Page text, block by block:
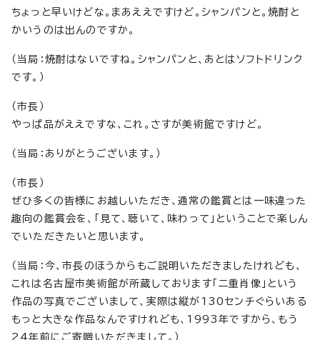
ちょっと早いけどな。まあええですけど。シャンパンと。焼酎と
かいうのは出んのですか。
（当局：焼酎はないですね。シャンパンと、あとはソフトドリンク
です。）
（市長）
やっぱ品がええですな、これ。さすが美術館ですけど。
（当局：ありがとうございます。）
（市長）
ぜひ多くの皆様にお越しいただき、通常の鑑賞とは一味違った
趣向の鑑賞会を、「見て、聴いて、味わって」ということで楽しん
でいただきたいと思います。
（当局：今、市長のほうからもご説明いただきましたけれども、
これは名古屋市美術館が所蔵しております「二重肖像」という
作品の写真でございまして、実際は縦が130センチぐらいある
もっと大きな作品なんですけれども、1993年ですから、もう
24年前にご寄贈いただきまして。）